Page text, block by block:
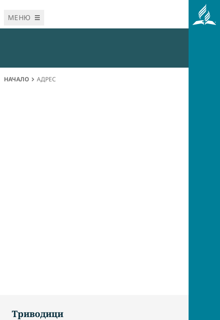
МЕНЮ
НАЧАЛО АДРЕС
Триводици